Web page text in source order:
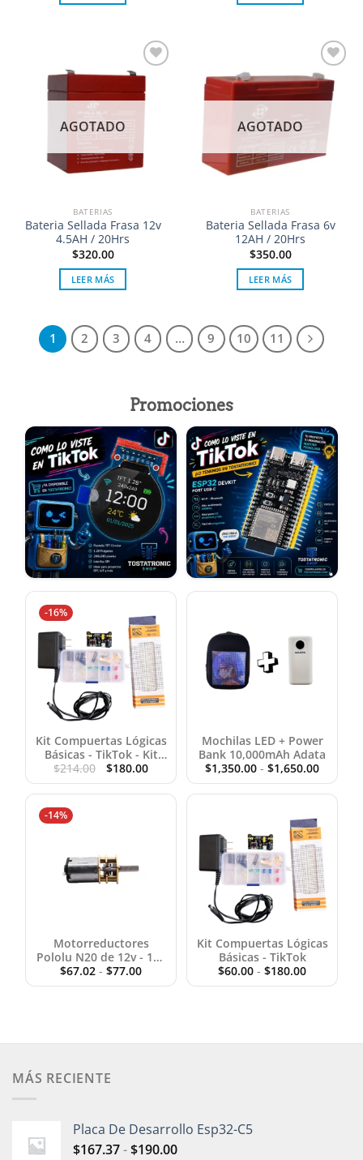
Añadir
a la
lista de
AGOTADO
BATERIAS
Bateria Sellada Frasa 12v
4.5AH / 20Hrs
$320.00
LEER MÁS
Añadir
a la
lista de
deseos
AGOTADO
BATERIAS
Bateria Sellada Frasa 6v
12AH / 20Hrs
$350.00
LEER MÁS
1 2 3 4 … 9 10 11
Promociones
-16%
Kit Compuertas Lógicas
Básicas - TikTok - Kit
Full Compuertas
$214.00
Original
price
was:
$180.00Current
price
is:
Mochilas LED + Power
Bank 10,000mAh Adata
$1,350.00 - $1,650.00Rango
de
precios:
hasta
-14%
Motorreductores
Pololu N20 de 12v - 12v
3000rpm 100:1
$67.02 - $77.00
Kit Compuertas Lógicas
Básicas - TikTok
$60.00 - $180.00Rango
de
MÁS RECIENTE
Placa De Desarrollo Esp32-C5
$167.37-$190.00